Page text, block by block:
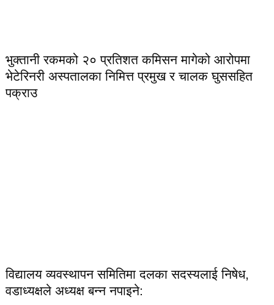
भुक्तानी रकमको २० प्रतिशत कमिसन मागेको आरोपमा
भेटेरिनरी अस्पतालका निमित्त प्रमुख र चालक घुससहित
पक्राउ
विद्यालय व्यवस्थापन समितिमा दलका सदस्यलाई निषेध,
वडाध्यक्षले अध्यक्ष बन्न नपाइने: